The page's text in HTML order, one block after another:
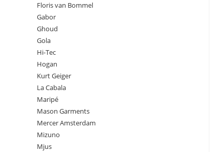
Floris van Bommel
Gabor
Ghoud
Gola
Hi-Tec
Hogan
Kurt Geiger
La Cabala
Maripé
Mason Garments
Mercer Amsterdam
Mizuno
Mjus